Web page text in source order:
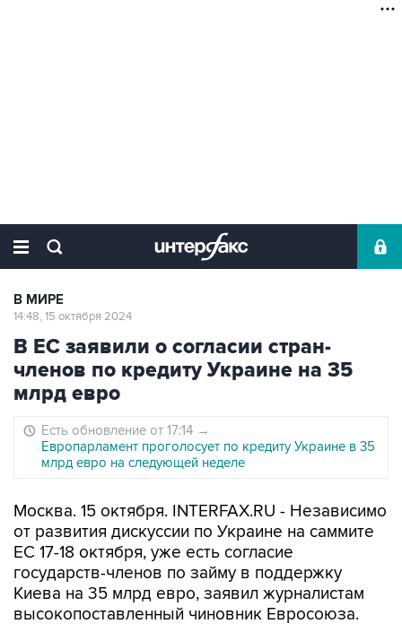
В МИРЕ
14:48, 15 октября 2024
В ЕС заявили о согласии стран-
членов по кредиту Украине на 35
млрд евро
Есть обновление от 17:14 →
Европарламент проголосует по кредиту Украине в 35
млрд евро на следующей неделе
Москва. 15 октября. INTERFAX.RU - Независимо
от развития дискуссии по Украине на саммите
ЕС 17-18 октября, уже есть согласие
государств-членов по займу в поддержку
Киева на 35 млрд евро, заявил журналистам
высокопоставленный чиновник Евросоюза.